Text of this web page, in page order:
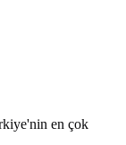
en çok